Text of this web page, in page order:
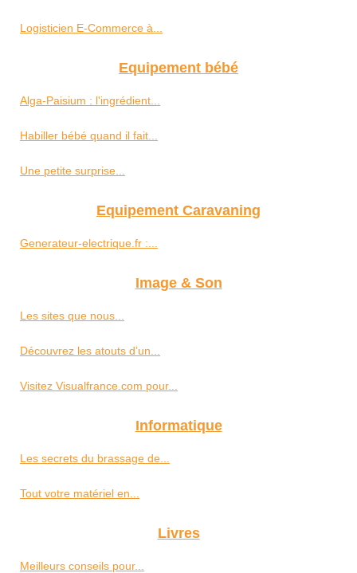
Logisticien E-Commerce à...
Equipement bébé
Alga-Paisium : l'ingrédient...
Habiller bébé quand il fait...
Une petite surprise...
Equipement Caravaning
Generateur-electrique.fr :...
Image & Son
Les sites que nous...
Découvrez les atouts d’un...
Visitez Visualfrance.com pour...
Informatique
Les secrets du brassage de...
Tout votre matériel en...
Livres
Meilleurs conseils pour...